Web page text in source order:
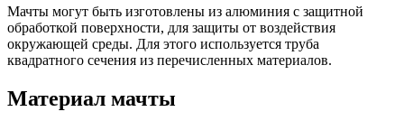
Мачты могут быть изготовлены из алюминия с защитной
обработкой поверхности, для защиты от воздействия
окружающей среды. Для этого используется труба
квадратного сечения из перечисленных материалов.
Материал мачты